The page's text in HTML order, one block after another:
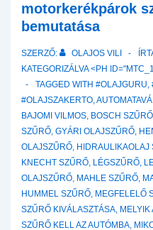
motorkerékpárok
bemutatása
SZERZŐ: OLAJOS VILI
KATEGORIZÁLVA <PH
TAGGED WITH #OLAJGURU,
#OLAJSZAKERTO,
BAJOMI VILMOS, BOSCH SZŰRŐ
SZŰRŐ, GYÁRI OLAJSZŰRŐ,
OLAJSZŰRŐ, HIDRAULIKAOLAJ
KNECHT SZŰRŐ, LÉGSZŰRŐ,
OLAJSZŰRŐ, MAHLE SZŰRŐ,
HUMMEL SZŰRŐ, MEGFELELŐ
SZŰRŐ KIVÁLASZTÁSA,
SZŰRŐ KELL AZ AUTÓMBA,